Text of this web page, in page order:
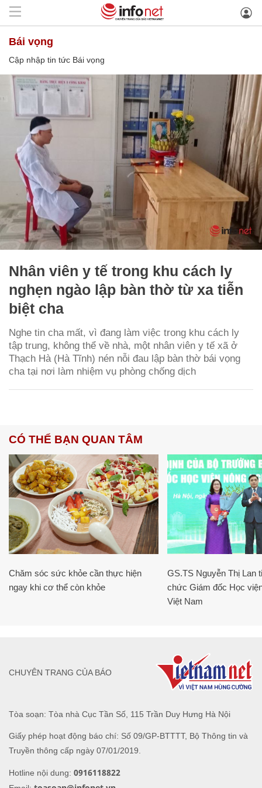
Bái vọng
Cập nhập tin tức Bái vọng
Nhân viên y tế trong khu cách ly
nghẹn ngào lập bàn thờ từ xa tiễn
biệt cha
Nghe tin cha mất, vì đang làm việc trong khu cách ly
tập trung, không thể về nhà, một nhân viên y tế xã ở
Thạch Hà (Hà Tĩnh) nén nỗi đau lập bàn thờ bái vọng
cha tại nơi làm nhiệm vụ phòng chống dịch
CÓ THỂ BẠN QUAN TÂM
Chăm sóc sức khỏe cần thực hiện
ngay khi cơ thể còn khỏe
GS.TS Nguyễn Thị Lan
chức Giám đốc Học
Việt Nam
Tòa soạn: Tòa nhà Cục Tần Số, 115 Trần Duy Hưng Hà Nội
Giấy phép hoạt động báo chí: Số 09/GP-BTTTT, Bộ Thông tin và
Truyền thông cấp ngày 07/01/2019.
Hotline nội dung: 0916118822
CHUYÊN TRANG CỦA BÁO